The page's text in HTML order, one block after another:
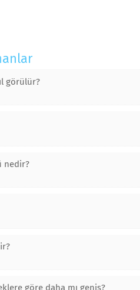
görülür?
nedir?
göre daha mı geniş?